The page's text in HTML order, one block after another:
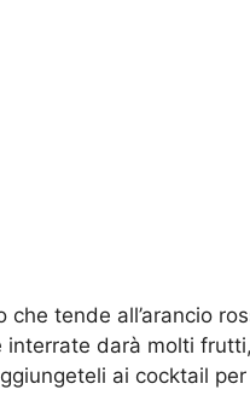
tende all’arancio
darà molti
ai cocktail